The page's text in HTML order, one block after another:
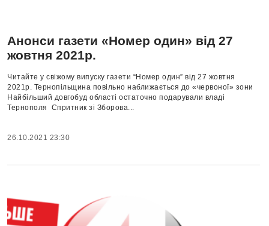
Анонси газети «Номер один» від 27
жовтня 2021р.
Читайте у свіжому випуску газети “Номер один” від 27 жовтня
2021р. Тернопільщина повільно наближається до «червоної» зони
Найбільший довгобуд області остаточно подарували владі
Тернополя Спритник зі Зборова...
26.10.2021 23:30